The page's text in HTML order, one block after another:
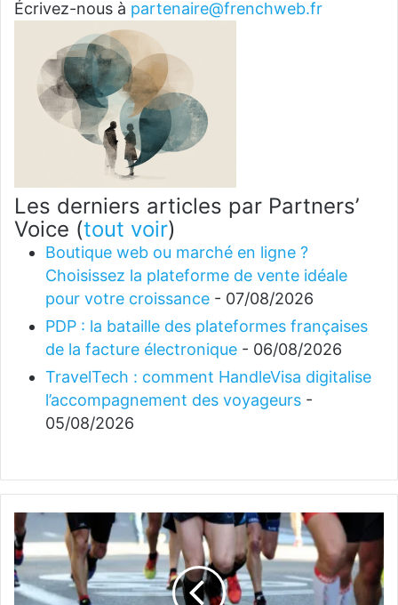
Écrivez-nous à partenaire@frenchweb.fr
Les derniers articles par Partners’
Voice (tout voir)
Boutique web ou marché en ligne ?
Choisissez la plateforme de vente idéale
pour votre croissance - 07/08/2026
PDP : la bataille des plateformes françaises
de la facture électronique - 06/08/2026
TravelTech : comment HandleVisa digitalise
l’accompagnement des voyageurs -
05/08/2026